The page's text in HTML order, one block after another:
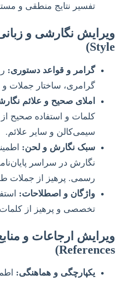
تفسیر نتایج منطقی و
Style)
گرامر و قواعد دستوری:
گرامری، ساختار جملات
املای صحیح و علائم
کلمات و استفاده صحیح
سیمی‌کالن و سایر علائم.
سبک نگارش و لحن:
نگارش در سراسر
رسمی. پرهیز از جملات
واژگان و اصطلاحات:
تخصصی و پرهیز از کلمات
References)
یکپارچگی و هماهنگی: